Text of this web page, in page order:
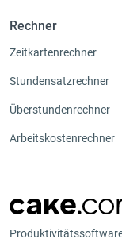
Rechner
Zeitkartenrechner
Stundensatzrechner
Überstundenrechner
Arbeitskostenrechner